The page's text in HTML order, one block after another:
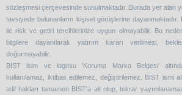
sözleşmesi çerçevesinde sunulmaktadır. Burada yer alan
tavsiyede bulunanların kişisel görüşlerine
ile risk ve getiri tercihlerinize uygun olmayabilir. Bu
bilgilere dayanılarak yatırım kararı verilmesi,
doğurmayabilir.
BİST isim ve logosu 'Koruma Marka Belgesi'
kullanılamaz, iktibas edilemez, değiştirilemez. BİST ismi
telif hakları tamamen BİST'a ait olup, tekrar